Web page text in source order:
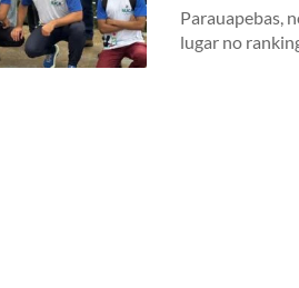
Parauapebas,
lugar no